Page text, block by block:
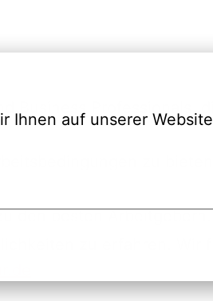
Ihnen auf unserer
Business Professionals,
zu
den besten
zu erfahren. Wir